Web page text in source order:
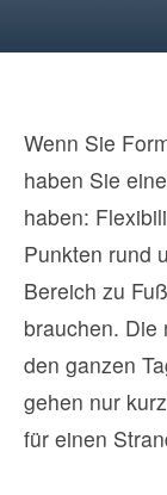
Wenn Sie
haben Sie
haben:
Punkten rund
Bereich zu
brauchen. Die
den ganzen
gehen nur
für einen